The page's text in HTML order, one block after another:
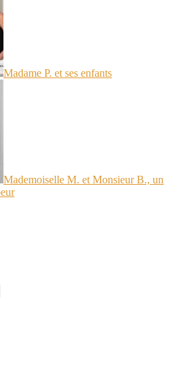
Madame P. et ses enfants
Mademoiselle M. et Monsieur B., un